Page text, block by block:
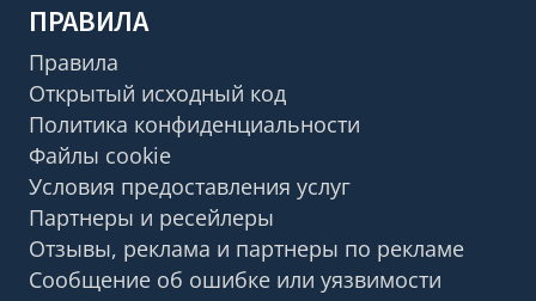
ПРАВИЛА
Правила
Открытый исходный код
Политика конфиденциальности
Файлы cookie
Условия предоставления услуг
Партнеры и ресейлеры
Отзывы, реклама и партнеры по рекламе
Сообщение об ошибке или уязвимости